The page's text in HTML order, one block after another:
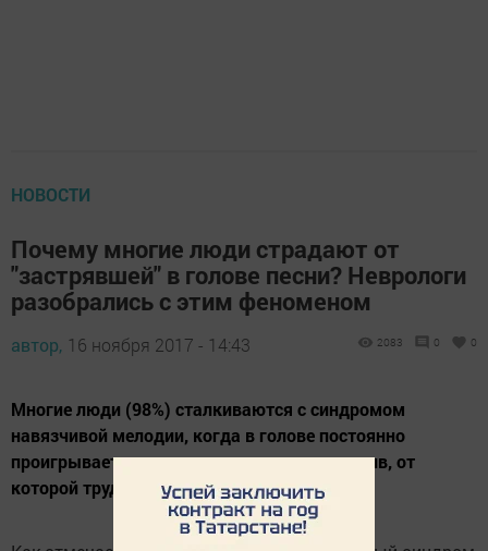
НОВОСТИ
Почему многие люди страдают от
"застрявшей" в голове песни? Неврологи
разобрались с этим феноменом
автор, 16 ноября 2017 - 14:43 2083 0 0
Многие люди (98%) сталкиваются с синдромом
навязчивой мелодии, когда в голове постоянно
проигрывается одна и та же песня или мотив, от
которой трудно избавиться.